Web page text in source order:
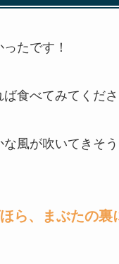
たです！
食べてみてくだ
な風が吹いてきそ
ら、まぶたの裏